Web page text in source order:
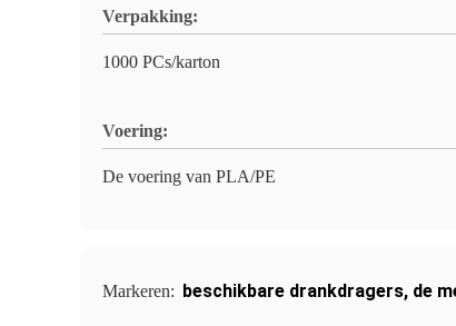
Verpakking:
1000 PCs/karton
Voering:
De voering van PLA/PE
Markeren: beschikbare drankdragers, de